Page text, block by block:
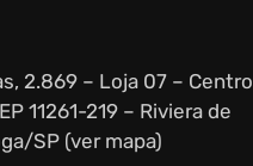
2.869 – Loja 07 – Centro
11261-219 – Riviera de
SP (ver mapa)